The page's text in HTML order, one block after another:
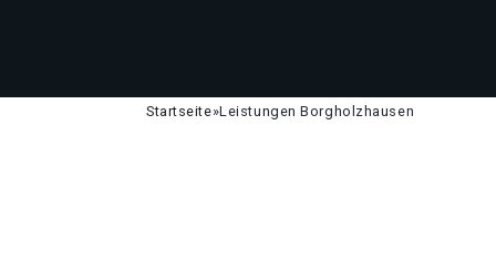
Startseite»Leistungen Borgholzhausen